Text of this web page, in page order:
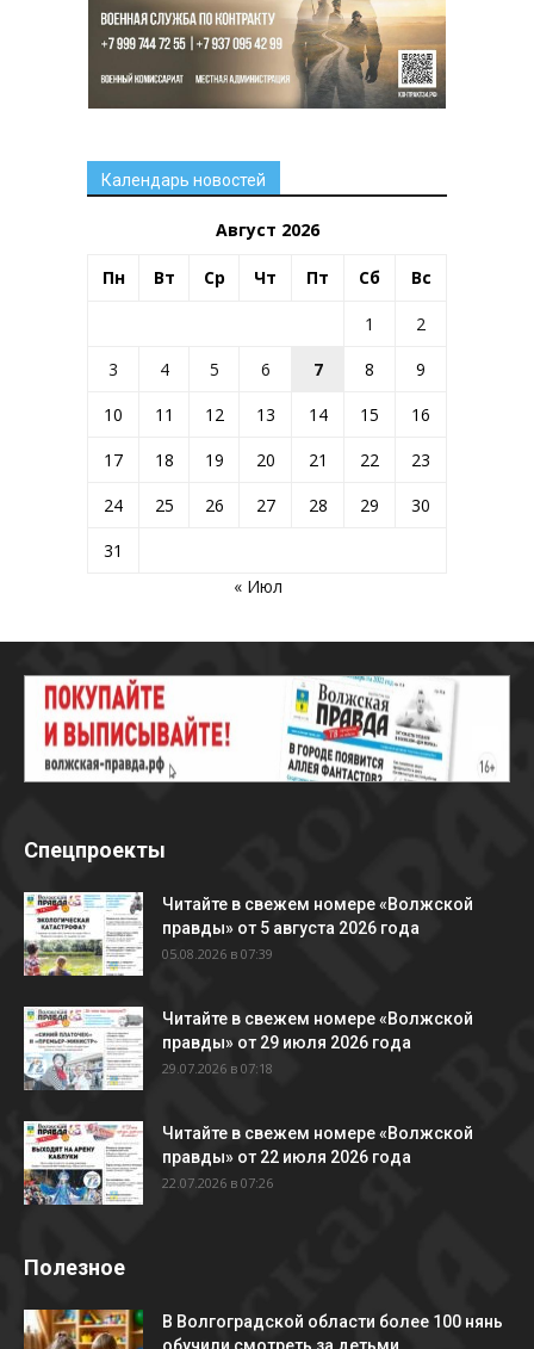
Календарь новостей
Август 2026
Пн Вт Ср Чт Пт Сб Вс
1
2
3
4 5 6 7 8
9
10
11 12 13 14 15
16
17
18 19 20 21 22
23
24
25 26 27 28 29
30
31
« Июл
Спецпроекты
Читайте в свежем номере «Волжской
правды» от 5 августа 2026 года
05.08.2026 в 07:39
Читайте в свежем номере «Волжской
правды» от 29 июля 2026 года
29.07.2026 в 07:18
Читайте в свежем номере «Волжской
правды» от 22 июля 2026 года
22.07.2026 в 07:26
Полезное
В Волгоградской области более 100 нянь